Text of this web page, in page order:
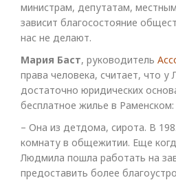
министрам, депутатам,
зависит благосостояние
нас не делают.
Мария Баст, руководитель
права человека, считает, что
достаточно юридических
бесплатное жилье в Раменском:
– Она из детдома, сирота. В
комнату в общежитии. Еще
Людмила пошла работать на
предоставить более